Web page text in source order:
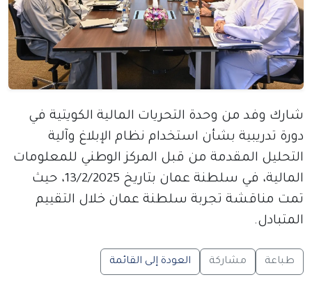
شارك وفد من وحدة التحريات المالية الكويتية في
دورة تدريبية بشأن استخدام نظام الإبلاغ وآلية
التحليل المقدمة من قبل المركز الوطني للمعلومات
المالية، في سلطنة عمان بتاريخ 13/2/2025، حيث
تمت مناقشة تجربة سلطنة عمان خلال التقييم
المتبادل.
طباعة مشاركة العودة إلى القائمة